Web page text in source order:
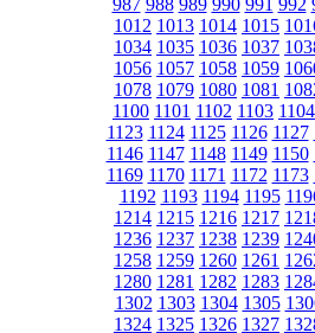
987 988 989 990 991 992
1012 1013 1014 1015
1034 1035 1036 1037
1056 1057 1058 1059
1078 1079 1080 1081
1100 1101 1102 1103 1104
1123 1124 1125 1126 1127
1146 1147 1148 1149 1150
1169 1170 1171 1172 1173
1192 1193 1194 1195
1214 1215 1216 1217
1236 1237 1238 1239
1258 1259 1260 1261
1280 1281 1282 1283
1302 1303 1304 1305
1324 1325 1326 1327